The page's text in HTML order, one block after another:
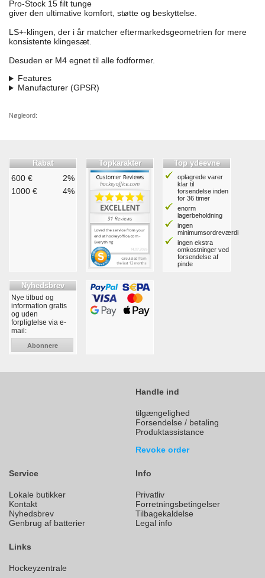
Pro-Stock 15 filt tunge
giver den ultimative komfort, støtte og beskyttelse.
LS+-klingen, der i år matcher eftermarkedsgeometrien for mere
konsistente klingesæt.
Desuden er M4 egnet til alle fodformer.
Features
Manufacturer (GPSR)
Nøgleord:
Rabat
600 €
2%
1000 €
4%
Topkarakter Top ydeevne
oplagrede varer
klar til
forsendelse inden
for 36 timer
enorm
lagerbeholdning
ingen
minimumsordreværdi
ingen ekstra
omkostninger ved
forsendelse af
pinde
Nyhedsbrev
Nye tilbud og
information gratis
og uden
forpligtelse via e-
mail:
Abonnere
Handle ind
tilgængelighed
Forsendelse / betaling
Produktassistance
Revoke order
Service
Lokale butikker
Kontakt
Nyhedsbrev
Genbrug af batterier
Info
Privatliv
Forretningsbetingelser
Tilbagekaldelse
Legal info
Links
Hockeyzentrale